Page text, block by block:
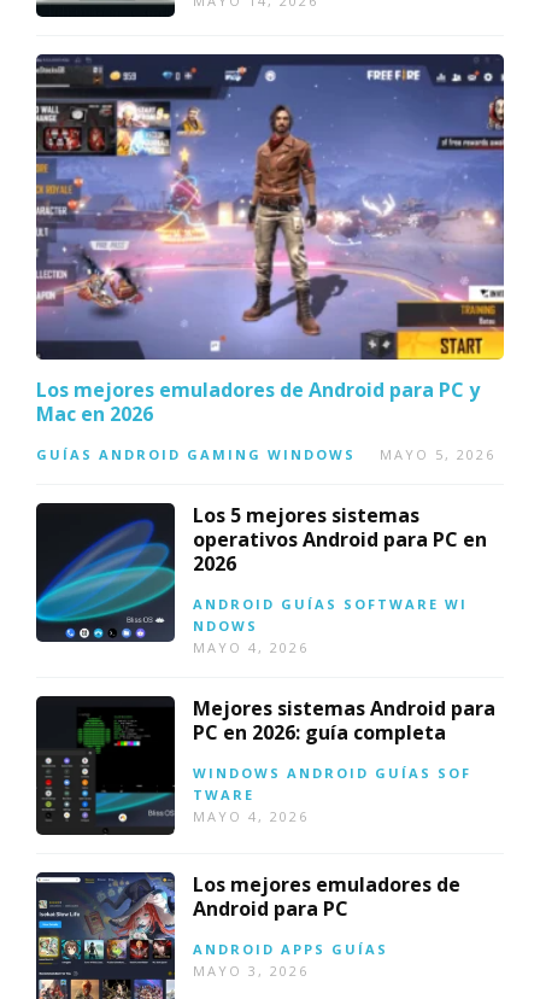
Los mejores emuladores de Android para PC y
Mac en 2026
GUÍAS ANDROID GAMING WINDOWS MAYO 5, 2026
Los 5 mejores sistemas
operativos Android para PC en
2026
ANDROID GUÍAS SOFTWARE WI
NDOWS
MAYO 4, 2026
Mejores sistemas Android para
PC en 2026: guía completa
WINDOWS ANDROID GUÍAS SOF
TWARE
MAYO 4, 2026
Los mejores emuladores de
Android para PC
ANDROID APPS GUÍAS
MAYO 3, 2026